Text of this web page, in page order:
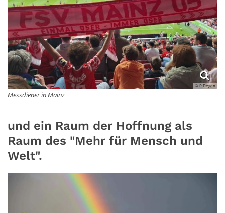
© P.Degen
Messdiener in Mainz
und ein Raum der Hoffnung als
Raum des "Mehr für Mensch und
Welt".